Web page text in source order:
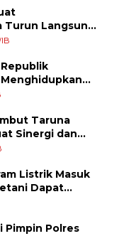
Turun Langsung
dan Rumah
Para Pahlawan
Taruna
Sinergi dan
Listrik Masuk
Dapat
Pimpin Polres